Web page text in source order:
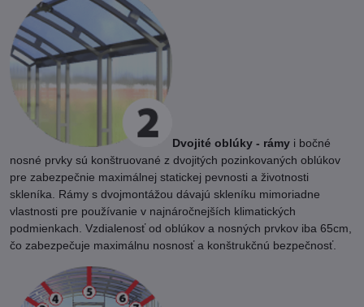
Dvojité oblúky - rámy i bočné
nosné prvky sú konštruované z dvojitých pozinkovaných oblúkov
pre zabezpečnie maximálnej statickej pevnosti a životnosti
skleníka. Rámy s dvojmontážou dávajú skleníku mimoriadne
vlastnosti pre používanie v najnáročnejších klimatických
podmienkach. Vzdialenosť od oblúkov a nosných prvkov iba 65cm,
čo zabezpečuje maximálnu nosnosť a konštrukčnú bezpečnosť.